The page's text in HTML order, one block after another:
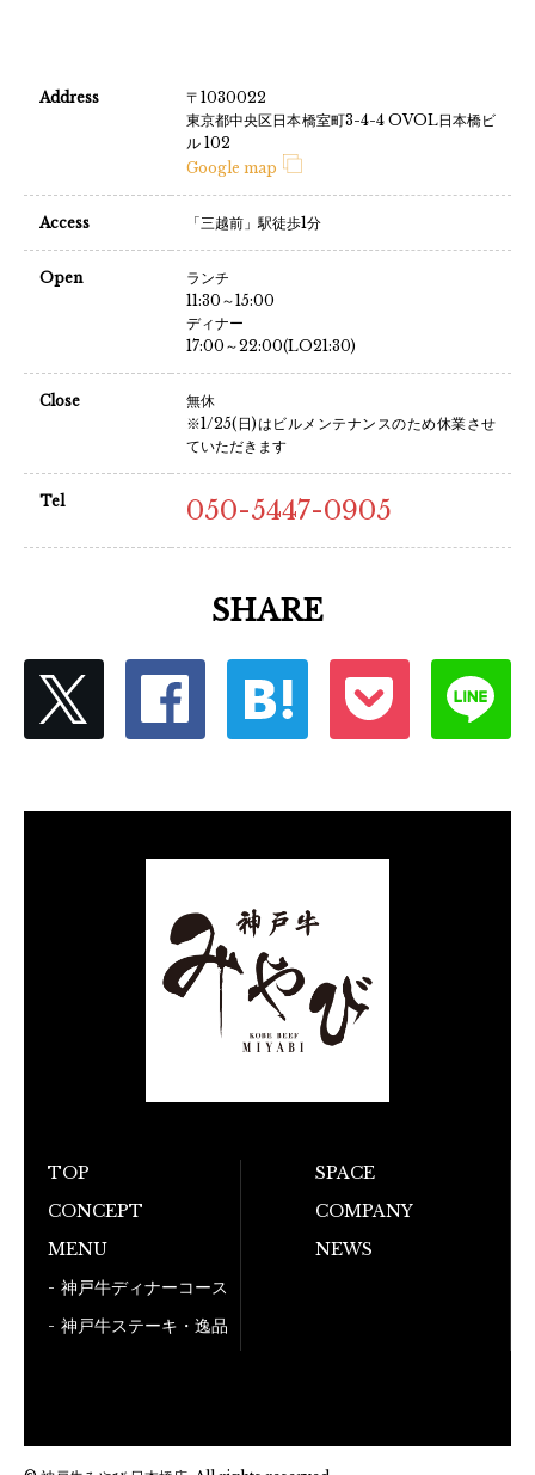
Address
〒1030022
東京都中央区日本橋室町3-4-4 OVOL日本橋ビ
ル 102
Google map
Access 「三越前」駅徒歩1分
Open
ランチ
11:30～15:00
ディナー
17:00～22:00(LO21:30)
Close
無休
※1/25(日)はビルメンテナンスのため休業させ
ていただきます
Tel 050-5447-0905
SHARE
TOP
CONCEPT
MENU
神戸牛ディナーコース
神戸牛ステーキ・逸品
SPACE
COMPANY
NEWS
お電話でのご予